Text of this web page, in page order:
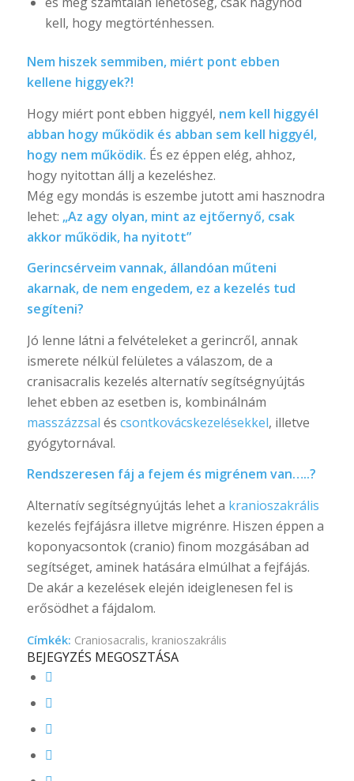
kell, hogy megtörténhessen.
Nem hiszek semmiben, miért pont ebben
kellene higgyek?!
Hogy miért pont ebben higgyél, nem kell higgyél
abban hogy működik és abban sem kell higgyél,
hogy nem működik. És ez éppen elég, ahhoz,
hogy nyitottan állj a kezeléshez.
Még egy mondás is eszembe jutott ami hasznodra
lehet: „Az agy olyan, mint az ejtőernyő, csak
akkor működik, ha nyitott”
Gerincsérveim vannak, állandóan műteni
akarnak, de nem engedem, ez a kezelés tud
segíteni?
Jó lenne látni a felvételeket a gerincről, annak
ismerete nélkül felületes a válaszom, de a
cranisacralis kezelés alternatív segítségnyújtás
lehet ebben az esetben is, kombinálnám
masszázzsal és csontkovácskezelésekkel, illetve
gyógytornával.
Rendszeresen fáj a fejem és migrénem van…..?
Alternatív segítségnyújtás lehet a kranioszakrális
kezelés fejfájásra illetve migrénre. Hiszen éppen a
koponyacsontok (cranio) finom mozgásában ad
segítséget, aminek hatására elmúlhat a fejfájás.
De akár a kezelések elején ideiglenesen fel is
erősödhet a fájdalom.
Címkék: Craniosacralis, kranioszakrális
BEJEGYZÉS MEGOSZTÁSA